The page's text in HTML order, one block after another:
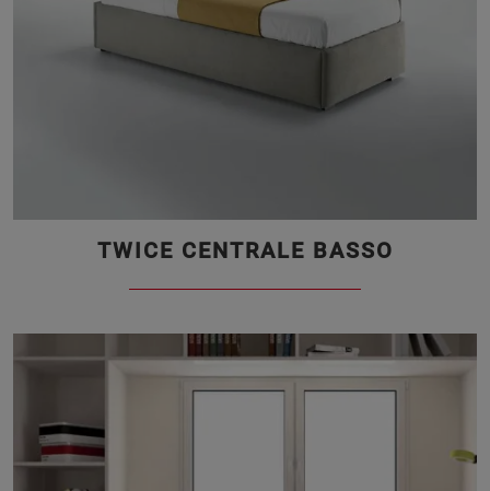
TWICE CENTRALE BASSO